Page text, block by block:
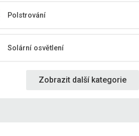
Polstrování
Solární osvětlení
Zobrazit další kategorie